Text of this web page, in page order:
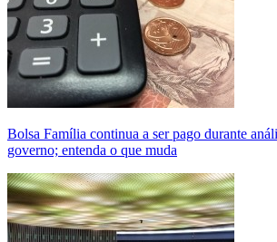
Bolsa Família continua a ser pago durante
governo; entenda o que muda